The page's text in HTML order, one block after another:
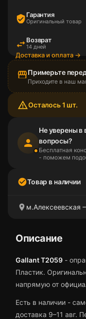
verified_userГарантия
Оригинальный товар
swap_horiz Возврат
14 дней
Доставка и оплата →
storefrontПримерьте
Приходите в наш
warning_amberОсталось 1 шт.
person
Не уверены в
вопросы?
Бесплатная
- поможем
check_circleТовар в наличии
location_on м.Алексеевская
Описание
Gallant T2059 -
Пластик.
напрямую от
Есть в наличии -
доставка 9–11 авг.